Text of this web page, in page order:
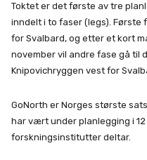
Toktet er det første av tre
inndelt i to faser (legs). Første
for Svalbard, og etter et kort
november vil andre fase gå til
Knipovichryggen vest for
GoNorth er Norges største
har vært under planlegging i
forskningsinstitutter deltar.